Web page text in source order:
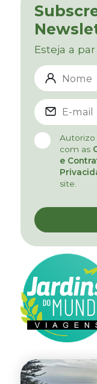
Esteja a
com as
e
site.